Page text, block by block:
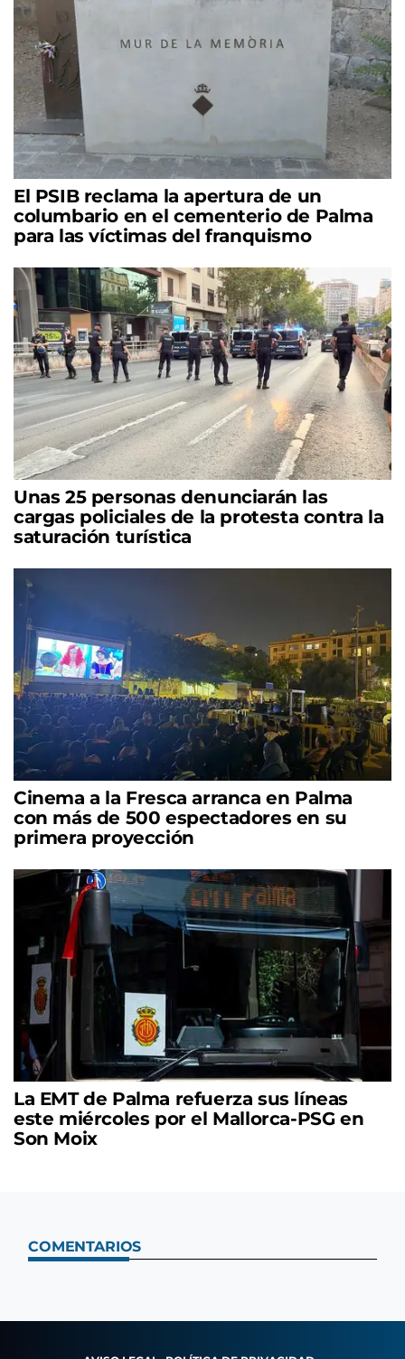
El PSIB reclama la apertura de un
columbario en el cementerio de Palma
para las víctimas del franquismo
Unas 25 personas denunciarán las
cargas policiales de la protesta contra la
saturación turística
Cinema a la Fresca arranca en Palma
con más de 500 espectadores en su
primera proyección
La EMT de Palma refuerza sus líneas
este miércoles por el Mallorca-PSG en
Son Moix
COMENTARIOS